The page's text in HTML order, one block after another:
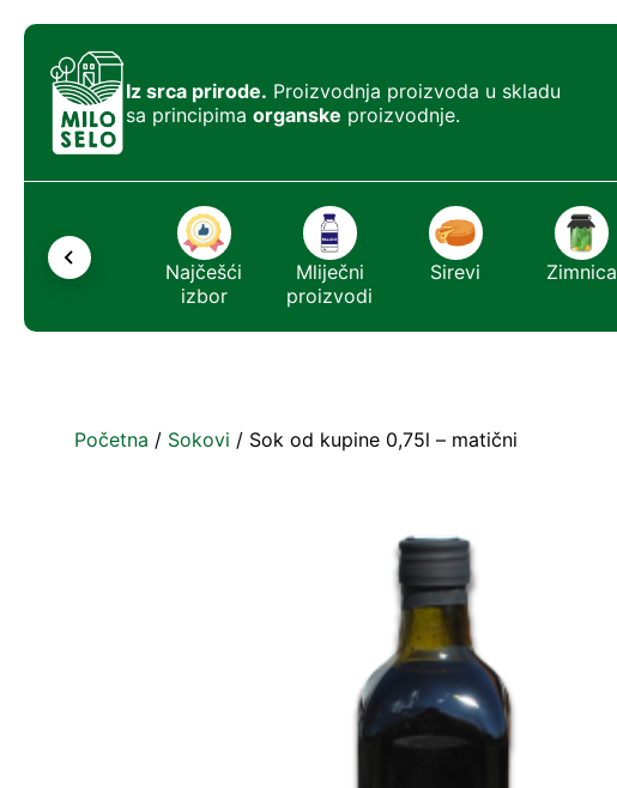
Iz srca prirode. Proizvodnja proizvoda u skladu
sa principima organske proizvodnje.
Ostalo
Najčešći
izbor
Mliječni
proizvodi
Sirevi Zimnica
Početna / Sokovi / Sok od kupine 0,75l – matični